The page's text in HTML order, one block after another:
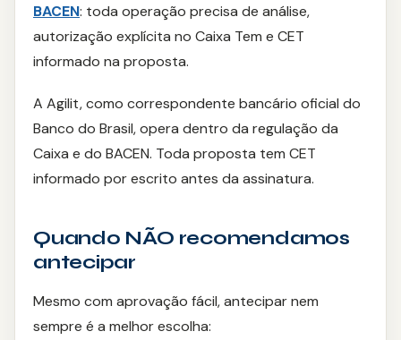
BACEN: toda operação precisa de análise,
autorização explícita no Caixa Tem e CET
informado na proposta.
A Agilit, como correspondente bancário oficial do
Banco do Brasil, opera dentro da regulação da
Caixa e do BACEN. Toda proposta tem CET
informado por escrito antes da assinatura.
Quando NÃO recomendamos
antecipar
Mesmo com aprovação fácil, antecipar nem
sempre é a melhor escolha: